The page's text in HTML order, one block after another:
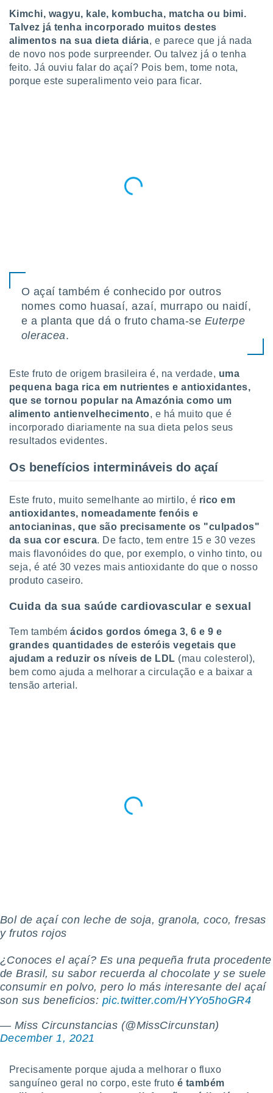
e
com
Pode
na nossa
e
cookies,
site
caso,
de que
para
não
cookies
o
ou
de
ao
através
únicos
para
e
o
ou aceder
Kimchi, wagyu, kale, kombucha, matcha ou bimi.
Talvez já tenha incorporado muitos destes
alimentos na sua dieta diária, e parece que já nada
de novo nos pode surpreender. Ou talvez já o tenha
feito. Já ouviu falar do açaí? Pois bem, tome nota,
porque este superalimento veio para ficar.
O açaí também é conhecido por outros
nomes como huasaí, azaí, murrapo ou naidí,
e a planta que dá o fruto chama-se Euterpe
oleracea.
Este fruto de origem brasileira é, na verdade, uma
pequena baga rica em nutrientes e antioxidantes,
que se tornou popular na Amazónia como um
alimento antienvelhecimento, e há muito que é
incorporado diariamente na sua dieta pelos seus
resultados evidentes.
Os benefícios intermináveis do açaí
Este fruto, muito semelhante ao mirtilo, é rico em
antioxidantes, nomeadamente fenóis e
antocianinas, que são precisamente os "culpados"
da sua cor escura. De facto, tem entre 15 e 30 vezes
mais flavonóides do que, por exemplo, o vinho tinto, ou
seja, é até 30 vezes mais antioxidante do que o nosso
produto caseiro.
Cuida da sua saúde cardiovascular e sexual
Tem tambémácidos gordos ómega 3, 6 e 9 e
grandes quantidades de esteróis vegetais que
ajudam a reduzir os níveis de LDL (mau colesterol),
bem como ajuda a melhorar a circulação e a baixar a
tensão arterial.
Bol de açaí con leche de soja, granola, coco, fresas
y frutos rojos
¿Conoces el açaí? Es una pequeña fruta procedente
de Brasil, su sabor recuerda al chocolate y se suele
consumir en polvo, pero lo más interesante del açaí
son sus beneficios: pic.twitter.com/HYYo5hoGR4
— Miss Circunstancias (@MissCircunstan)
December 1, 2021
Precisamente porque ajuda a melhorar o fluxo
sanguíneo geral no corpo, este fruto é também